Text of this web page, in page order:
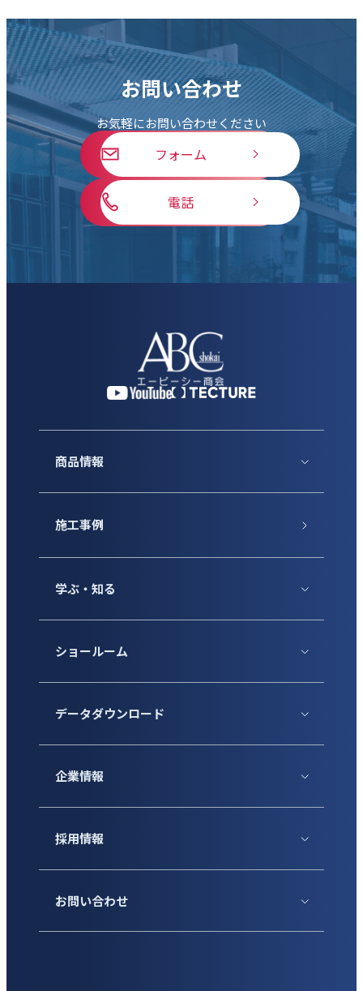
お問い合わせ
お気軽にお問い合わせください
フォーム
電話
商品情報
施工事例
学ぶ・知る
ショールーム
データダウンロード
企業情報
採用情報
お問い合わせ